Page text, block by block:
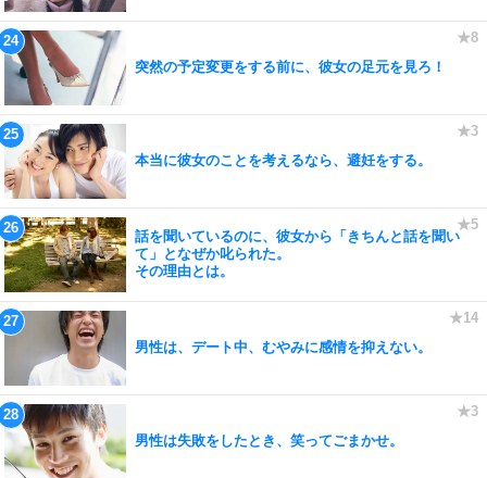
突然の予定変更をする前に、彼女の足元を見ろ！
本当に彼女のことを考えるなら、避妊をする。
話を聞いているのに、彼女から「きちんと話を聞い
て」となぜか叱られた。
その理由とは。
男性は、デート中、むやみに感情を抑えない。
男性は失敗をしたとき、笑ってごまかせ。